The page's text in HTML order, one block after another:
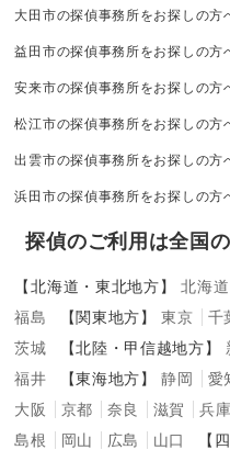
大田市の探偵事務所をお探しの方
益田市の探偵事務所をお探しの方
安来市の探偵事務所をお探しの方
松江市の探偵事務所をお探しの方
出雲市の探偵事務所をお探しの方
浜田市の探偵事務所をお探しの方
探偵のご利用は全国
【北海道・東北地方】 北海道
福島
【関東地方】 東京 千
茨城
【北陸・甲信越地方】
福井
【東海地方】 静岡 愛
大阪
京都 奈良 滋賀 兵庫
島根
岡山 広島 山口 【